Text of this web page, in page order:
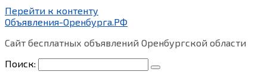
Перейти к контенту
Объявления-Оренбурга.РФ
Сайт бесплатных объявлений Оренбургской области
Поиск: